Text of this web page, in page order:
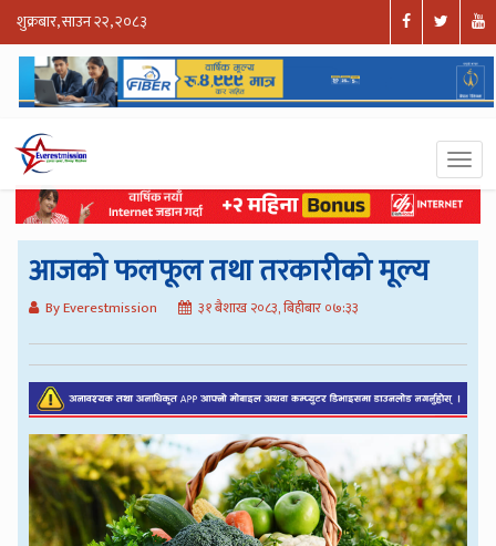
शुक्रबार, साउन २२, २०८३
आजको फलफूल तथा तरकारीको मूल्य
By Everestmission ३१ बैशाख २०८३, बिहीबार ०७:३३